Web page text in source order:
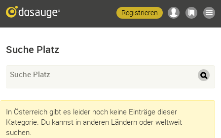
Registrieren
Suche Platz
Suche Platz
In Österreich gibt es leider noch keine Einträge dieser
Kategorie. Du kannst in anderen Ländern oder weltweit
suchen.